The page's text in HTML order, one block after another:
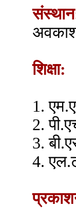
शिक्षा:
1.
2.
3.
4.